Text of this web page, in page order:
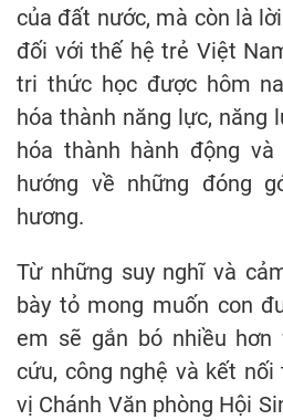
của đất nước, mà còn là
đối với thế hệ trẻ Việt
tri thức học được hôm
hóa thành năng lực, năng
hóa thành hành động
hướng về những đóng
hương.
Từ những suy nghĩ và
bày tỏ mong muốn con
em sẽ gắn bó nhiều hơn
cứu, công nghệ và kết
vị Chánh Văn phòng Hội